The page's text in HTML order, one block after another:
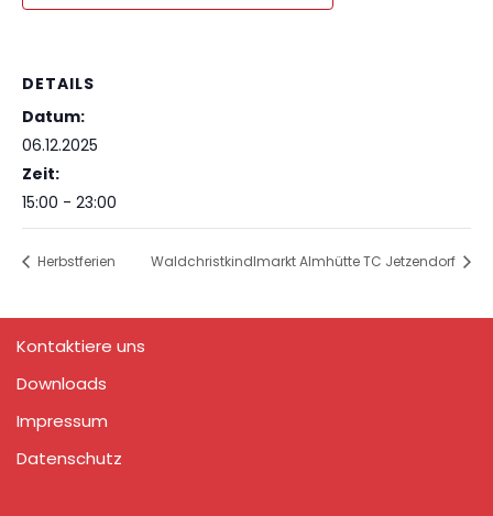
DETAILS
Datum:
06.12.2025
Zeit:
15:00 - 23:00
Herbstferien Waldchristkindlmarkt Almhütte TC Jetzendorf
Kontaktiere uns
Downloads
Impressum
Datenschutz